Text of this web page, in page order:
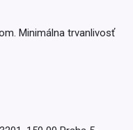
Minimálna trvanlivosť